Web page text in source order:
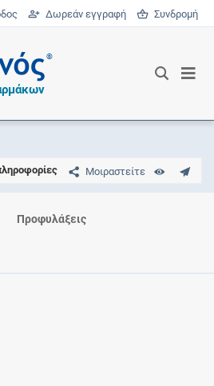
Δωρεάν εγγραφή Συνδρομή
®
Μοιραστείτε
Προφυλάξεις